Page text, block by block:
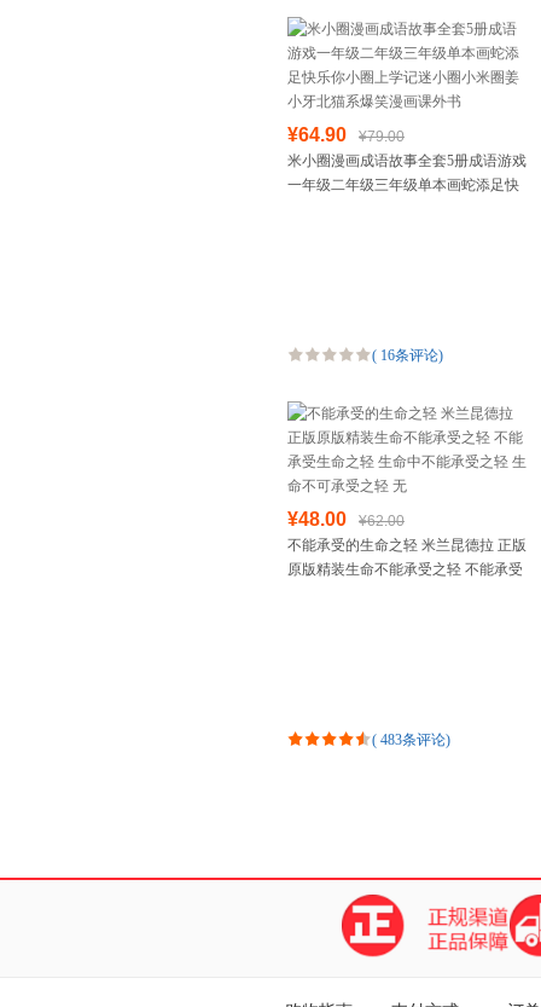
¥64.90
¥79.00
米小圈漫画成语故事全套5册成语游戏
一年级二年级三年级单本画蛇添足快
( 16条评论)
¥48.00
¥62.00
不能承受的生命之轻 米兰昆德拉 正版
原版精装生命不能承受之轻 不能承受
( 483条评论)